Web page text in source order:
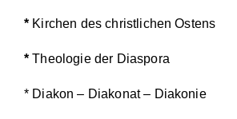
* Kirchen des christlichen Ostens
* Theologie der Diaspora
* Diakon – Diakonat – Diakonie